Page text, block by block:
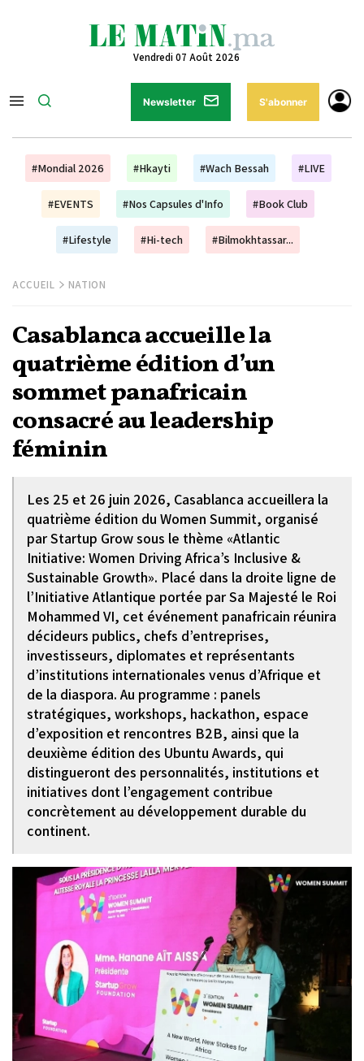
Vendredi 07 Août 2026
Newsletter S'abonner
#Mondial 2026 #Hkayti #Wach Bessah #LIVE
#EVENTS #Nos Capsules d'Info #Book Club
#Lifestyle #Hi-tech #Bilmokhtassar...
ACCUEIL NATION
Casablanca accueille la
quatrième édition d’un
sommet panafricain
consacré au leadership
féminin
Les 25 et 26 juin 2026, Casablanca accueillera la
quatrième édition du Women Summit, organisé
par Startup Grow sous le thème «Atlantic
Initiative: Women Driving Africa’s Inclusive &
Sustainable Growth». Placé dans la droite ligne de
l’Initiative Atlantique portée par Sa Majesté le Roi
Mohammed VI, cet événement panafricain réunira
décideurs publics, chefs d’entreprises,
investisseurs, diplomates et représentants
d’institutions internationales venus d’Afrique et
de la diaspora. Au programme : panels
stratégiques, workshops, hackathon, espace
d’exposition et rencontres B2B, ainsi que la
deuxième édition des Ubuntu Awards, qui
distingueront des personnalités, institutions et
initiatives dont l’engagement contribue
concrètement au développement durable du
continent.